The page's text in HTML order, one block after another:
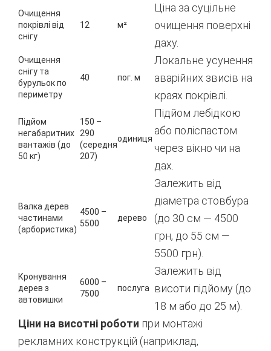
Очищення
покрівлі від
снігу
12 м²
Ціна за суцільне
очищення поверхні
даху.
Очищення
снігу та
бурульок по
периметру
40 пог. м
Локальне усунення
аварійних звисів на
краях покрівлі.
Підйом
негабаритних
вантажів (до
50 кг)
150 –
290
(середня
207)
одиниця
Підйом лебідкою
або поліспастом
через вікно чи на
дах.
Валка дерев
частинами
(арбористика)
4500 –
5500
дерево
Залежить від
діаметра стовбура
(до 30 см — 4500
грн, до 55 см —
5500 грн).
Кронування
дерев з
автовишки
6000 –
7500
послуга
Залежить від
висоти підйому (до
18 м або до 25 м).
Ціни на висотні роботи при монтажі
рекламних конструкцій (наприклад,